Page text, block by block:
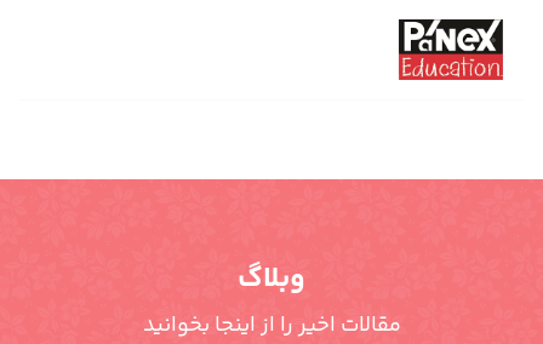
وبلاگ
مقالات اخیر را از اینجا بخوانید